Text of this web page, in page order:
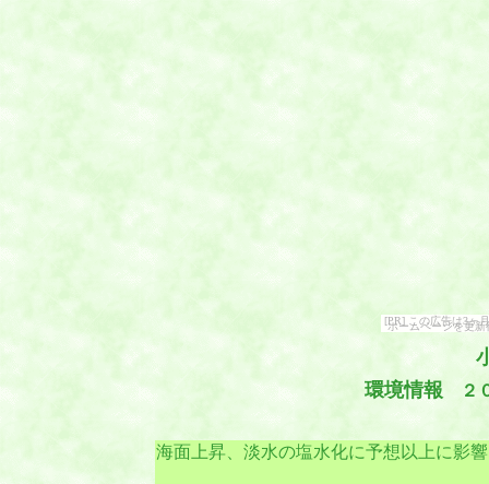
[PR] この広告は3ヶ
ホームページを更
環境情報 ２
海面上昇、淡水の塩水化に予想以上に影響